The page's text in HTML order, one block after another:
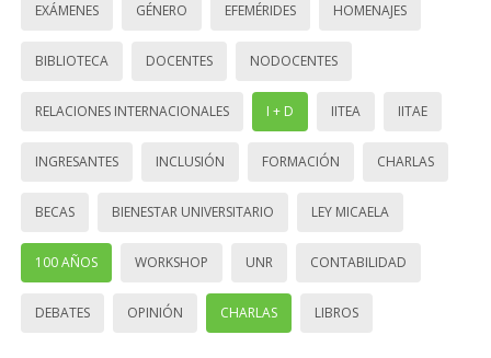
EXÁMENES GÉNERO EFEMÉRIDES HOMENAJES
BIBLIOTECA DOCENTES NODOCENTES
RELACIONES INTERNACIONALES I + D IITEA IITAE
INGRESANTES INCLUSIÓN FORMACIÓN CHARLAS
BECAS BIENESTAR UNIVERSITARIO LEY MICAELA
100 AÑOS WORKSHOP UNR CONTABILIDAD
DEBATES OPINIÓN CHARLAS LIBROS